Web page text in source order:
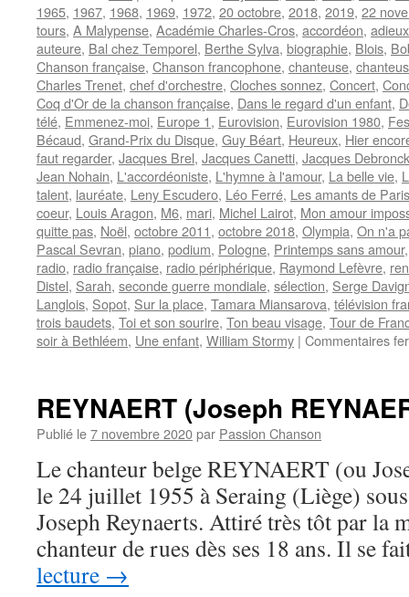
1965, 1967, 1968, 1969, 1972, 20 octobre, 2018, 2019, 22
tours, A Malypense, Académie Charles-Cros, accordéon, adieux
auteure, Bal chez Temporel, Berthe Sylva, biographie, Blois,
Chanson française, Chanson francophone, chanteuse,
Charles Trenet, chef d'orchestre, Cloches sonnez, Concert,
Coq d'Or de la chanson française, Dans le regard d'un enfant,
télé, Emmenez-moi, Europe 1, Eurovision, Eurovision 1980,
Bécaud, Grand-Prix du Disque, Guy Béart, Heureux, Hier
faut regarder, Jacques Brel, Jacques Canetti, Jacques
Jean Nohain, L'accordéoniste, L'hymne à l'amour, La belle vie,
talent, lauréate, Leny Escudero, Léo Ferré, Les amants de Paris
coeur, Louis Aragon, M6, mari, Michel Lairot, Mon amour
quitte pas, Noël, octobre 2011, octobre 2018, Olympia, On n'a
Pascal Sevran, piano, podium, Pologne, Printemps sans amour
radio, radio française, radio périphérique, Raymond Lefèvre,
Distel, Sarah, seconde guerre mondiale, sélection, Serge
Langlois, Sopot, Sur la place, Tamara Miansarova, télévision
trois baudets, Toi et son sourire, Ton beau visage, Tour de
soir à Bethléem, Une enfant, William Stormy | Commentaires
REYNAERT (Joseph
Publié le7 novembre 2020par Passion Chanson
Le chanteur belge REYNAERT (ou
le 24 juillet 1955 à Seraing (Liège)
Joseph Reynaerts. Attiré très tôt par la
chanteur de rues dès ses 18 ans. Il se
lecture →